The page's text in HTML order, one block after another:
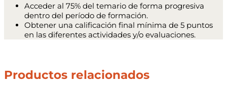
Acceder al 75% del temario de forma progresiva
dentro del período de formación.
Obtener una calificación final mínima de 5 puntos
en las diferentes actividades y/o evaluaciones.
Productos relacionados